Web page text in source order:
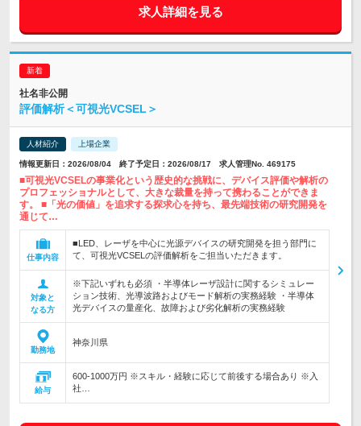
求人詳細を見る
社名非公開
評価解析＜可視光VCSEL＞
人材紹介 上場企業
情報更新日：2026/08/04 終了予定日：2026/08/17 求人管理No. 469175
■可視光VCSELの事業化という歴史的な挑戦に、デバイス評価や解析の
プロフェッショナルとして、大きな裁量を持って携わることができま
す。 ■「光の価値」を追求する探求心を持ち、最先端技術の研究開発を
通じて…
仕事内容
■LED、レーザを中心に光源デバイスの研究開発を担う部門に
て、可視光VCSELの評価解析をご担当いただきます。
対象と
なる方
※下記いずれも必須 ・半導体レーザ設計に関するシミュレー
ション技術、光導波路およびモード解析の実務経験 ・半導体
光デバイスの量産化、故障および劣化解析の実務経験
勤務地
神奈川県
給与
600-1000万円 ※スキル・経験に応じて前後する場合あり ※入
社…